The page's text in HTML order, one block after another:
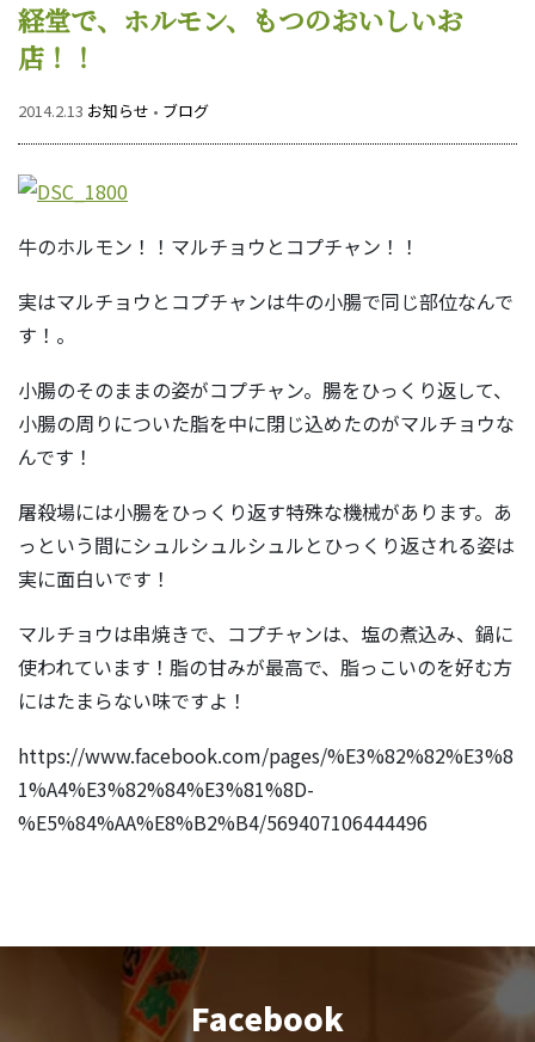
経堂で、ホルモン、もつのおいしいお
店！！
2014.2.13 お知らせ • ブログ
牛のホルモン！！マルチョウとコプチャン！！
実はマルチョウとコプチャンは牛の小腸で同じ部位なんで
す！。
小腸のそのままの姿がコプチャン。腸をひっくり返して、
小腸の周りについた脂を中に閉じ込めたのがマルチョウな
んです！
屠殺場には小腸をひっくり返す特殊な機械があります。あ
っという間にシュルシュルシュルとひっくり返される姿は
実に面白いです！
マルチョウは串焼きで、コプチャンは、塩の煮込み、鍋に
使われています！脂の甘みが最高で、脂っこいのを好む方
にはたまらない味ですよ！
https://www.facebook.com/pages/%E3%82%82%E3%8
1%A4%E3%82%84%E3%81%8D-
%E5%84%AA%E8%B2%B4/569407106444496
Facebook